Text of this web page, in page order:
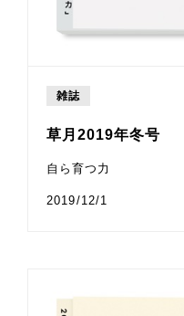
雑誌
草月2019年冬号
自ら育つ力
2019/12/1